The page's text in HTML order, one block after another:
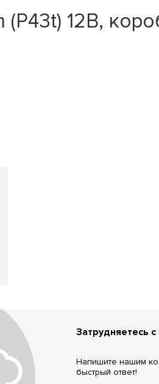
12В,
Затрудняетесь
Напишите нашим
быстрый ответ!